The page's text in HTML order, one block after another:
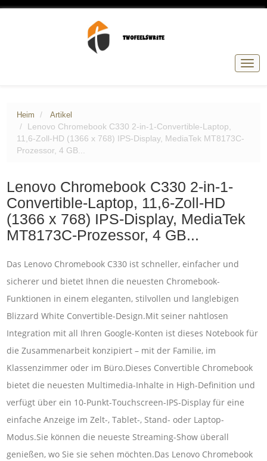
Heim Artikel
Lenovo Chromebook C330 2-in-1-Convertible-Laptop,
11,6-Zoll-HD (1366 x 768) IPS-Display, MediaTek MT8173C-
Prozessor, 4 GB...
Lenovo Chromebook C330 2-in-1-
Convertible-Laptop, 11,6-Zoll-HD
(1366 x 768) IPS-Display, MediaTek
MT8173C-Prozessor, 4 GB...
Das Lenovo Chromebook C330 ist schneller, einfacher und
sicherer und bietet Ihnen die neuesten Chromebook-
Funktionen in einem eleganten, stilvollen und langlebigen
Blizzard White Convertible-Design.Mit seiner nahtlosen
Integration mit all Ihren Google-Konten ist dieses Notebook für
die Zusammenarbeit konzipiert – mit der Familie, im
Klassenzimmer oder im Büro.Dieses Convertible Chromebook
bietet die neuesten Multimedia-Inhalte in High-Definition und
verfügt über ein 10-Punkt-Touchscreen-IPS-Display für eine
einfache Anzeige im Zelt-, Tablet-, Stand- oder Laptop-
Modus.Sie können die neueste Streaming-Show überall
genießen, wo Sie sie sehen möchten.Das Lenovo Chromebook